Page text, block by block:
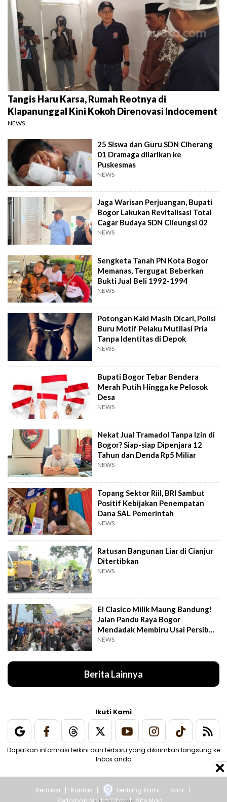
Tangis Haru Karsa, Rumah Reotnya di
Klapanunggal Kini Kokoh Direnovasi Indocement
NEWS
25 Siswa dan Guru SDN Ciherang
01 Dramaga dilarikan ke
Puskesmas
NEWS
Jaga Warisan Perjuangan, Bupati
Bogor Lakukan Revitalisasi Total
Cagar Budaya SDN Cileungsi 02
NEWS
Sengketa Tanah PN Kota Bogor
Memanas, Tergugat Beberkan
Bukti Jual Beli 1992-1994
NEWS
Potongan Kaki Masih Dicari, Polisi
Buru Motif Pelaku Mutilasi Pria
Tanpa Identitas di Depok
NEWS
Bupati Bogor Tebar Bendera
Merah Putih Hingga ke Pelosok
Desa
NEWS
Nekat Jual Tramadol Tanpa Izin di
Bogor? Siap-siap Dipenjara 12
Tahun dan Denda Rp5 Miliar
NEWS
Topang Sektor Riil, BRI Sambut
Positif Kebijakan Penempatan
Dana SAL Pemerintah
NEWS
Ratusan Bangunan Liar di Cianjur
Ditertibkan
NEWS
El Clasico Milik Maung Bandung!
Jalan Pandu Raya Bogor
Mendadak Membiru Usai Persib
Libas Persija
NEWS
Berita Lainnya
Ikuti Kami
Dapatkan informasi terkini dan terbaru yang dikirimkan langsung ke
Inbox anda
Redaksi Kontak Tentang Kami
Karir